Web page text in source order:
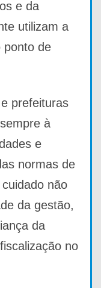
e da
utilizam a
ponto de
prefeituras
à
e
normas de
não
da gestão,
da
no